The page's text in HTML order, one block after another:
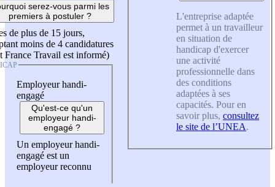
serez-vous parmi les
premiers à postuler ?
de plus de 15 jours,
moins de 4 candidatures
France Travail est informé)
Employeur handi-
engagé
Qu'est-ce qu'un
employeur handi-
engagé ?
Un employeur handi-
engagé est un
employeur reconnu
L'entreprise adaptée
permet à un travailleur
en situation de
handicap d'exercer
une activité
professionnelle dans
des conditions
adaptées à ses
capacités. Pour en
savoir plus, consultez
le site de l’UNEA.